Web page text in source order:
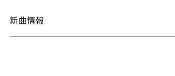
新曲情報